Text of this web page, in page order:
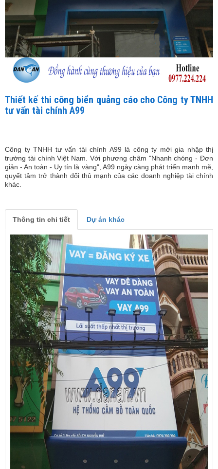
Thiết kế thi công biển quảng cáo cho Công ty TNHH
tư vấn tài chính A99
Công ty TNHH tư vấn tài chính A99 là công ty mới gia nhập thị
trường tài chính Việt Nam. Với phương châm "Nhanh chóng - Đơn
giản - An toàn - Uy tín là vàng", A99 ngày càng phát triển mạnh mẽ,
quyết tâm trở thành đối thủ mạnh của các doanh nghiệp tài chính
khác.
Thông tin chi tiết Dự án khác